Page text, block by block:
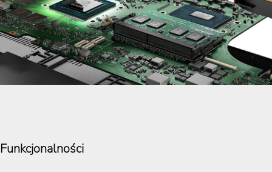
Funkcjonalności